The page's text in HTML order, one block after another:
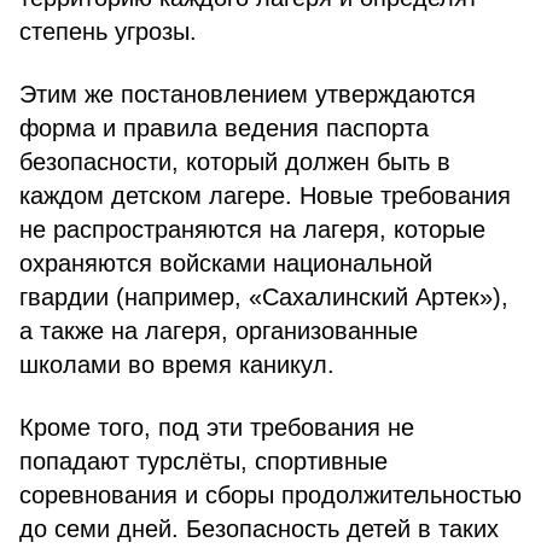
степень угрозы.
Этим же постановлением утверждаются
форма и правила ведения паспорта
безопасности, который должен быть в
каждом детском лагере. Новые требования
не распространяются на лагеря, которые
охраняются войсками национальной
гвардии (например, «Сахалинский Артек»),
а также на лагеря, организованные
школами во время каникул.
Кроме того, под эти требования не
попадают турслёты, спортивные
соревнования и сборы продолжительностью
до семи дней. Безопасность детей в таких